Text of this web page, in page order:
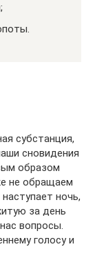
субстанция,
сновидения
образом
не обращаем
ночь,
за день
вопросы.
голосу и